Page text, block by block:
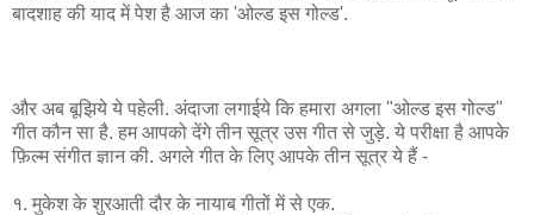
बादशाह की याद में पेश है आज का 'ओल्ड इस गोल्ड'.
और अब बूझिये ये पहेली. अंदाजा लगाईये कि हमारा अगला "ओल्ड इस गोल्ड"
गीत कौन सा है. हम आपको देंगे तीन सूत्र उस गीत से जुड़े. ये परीक्षा है आपके
फ़िल्म संगीत ज्ञान की. अगले गीत के लिए आपके तीन सूत्र ये हैं -
१. मुकेश के शुरआती दौर के नायाब गीतों में से एक.